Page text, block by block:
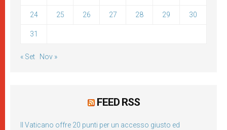
24 25 26 27 28 29 30
31
« Set Nov »
FEED RSS
Il Vaticano offre 20 punti per un accesso giusto ed